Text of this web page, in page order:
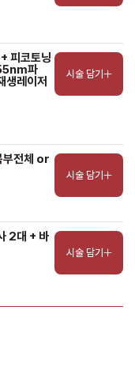
피코토닝
파
생레이저
시술 담기
부전체 or
시술 담기
2대 + 바
시술 담기